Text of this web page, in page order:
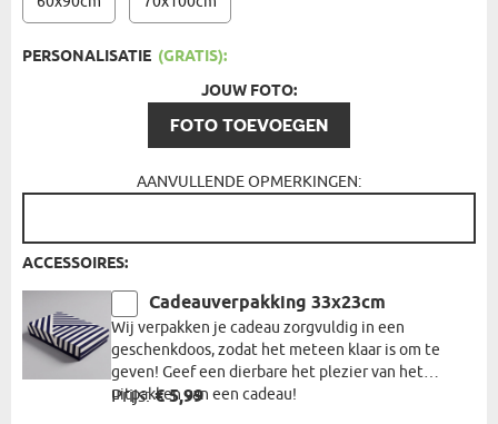
PERSONALISATIE (GRATIS):
JOUW FOTO:
FOTO TOEVOEGEN
AANVULLENDE OPMERKINGEN:
ACCESSOIRES:
Cadeauverpakking 33x23cm
Wij verpakken je cadeau zorgvuldig in een
geschenkdoos, zodat het meteen klaar is om te
geven! Geef een dierbare het plezier van het
uitpakken van een cadeau!
Prijs:€ 5,99